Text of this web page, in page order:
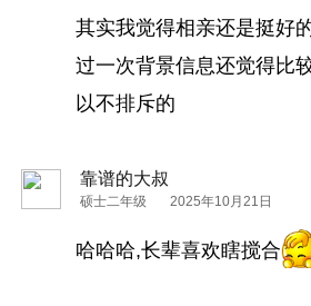
其实我觉得相亲还是挺好
过一次背景信息还觉得比
以不排斥的
靠谱的大叔
硕士二年级 2025年10月21日
哈哈哈,长辈喜欢瞎搅合